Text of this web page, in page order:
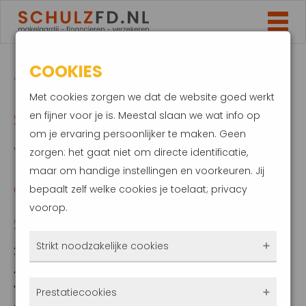
WONINGMARKT
START JAAR
VOORTVAREND.
GEMIDDELDE PRIJS
STIJGT VERDER
22 februari 2024
Afgelopen januari ligt de gemiddelde prijs
van verkochte woningen 1,8% hoger dan in
COOKIES
Met cookies zorgen we dat de website goed werkt
en fijner voor je is. Meestal slaan we wat info op
om je ervaring persoonlijker te maken. Geen
zorgen: het gaat niet om directe identificatie,
maar om handige instellingen en voorkeuren. Jij
bepaalt zelf welke cookies je toelaat; privacy
voorop.
Strikt noodzakelijke cookies
Prestatiecookies